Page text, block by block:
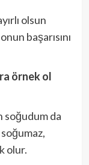
olsun
başarısını
örnek ol
soğudum da
olur.